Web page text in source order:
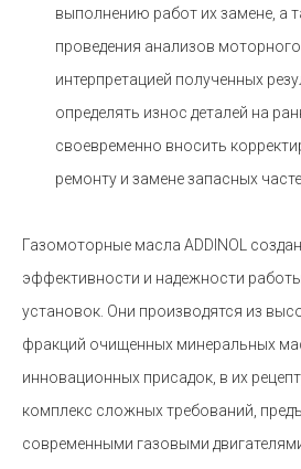
выполнению работ их замене, а
проведения анализов
интерпретацией полученных
определять износ деталей на
своевременно вносить
ремонту и замене запасных
Газомоторные масла ADDINOL
эффективности и надежности
установок. Они производятся из
фракций очищенных минеральных
инновационных присадок, в их
комплекс сложных требований,
современными газовыми